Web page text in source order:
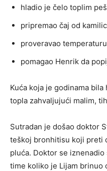
hladio je čelo toplim
pripremao čaj od
proveravao
pomagao Henrik da
Kuća koja je godinama
topla zahvaljujući malim,
Sutradan je došao doktor
teškoj bronhitisu koji preti
pluća. Doktor se
time koliko je Lijam brinuo